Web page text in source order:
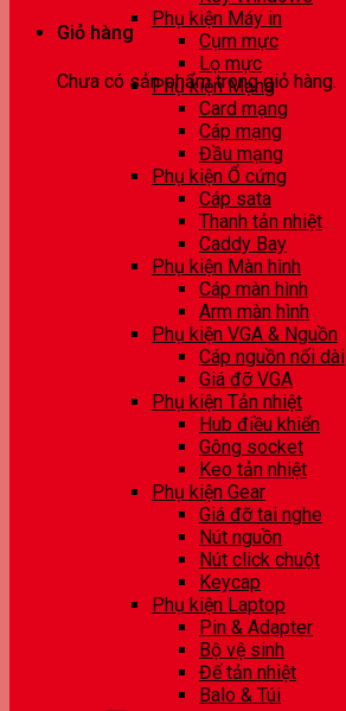
Giỏ hàng
Chưa có sản phẩm trong giỏ hàng.
Phụ kiện Máy in
Cụm mực
Lọ mực
Phụ kiện Mạng
Card mạng
Cáp mạng
Đầu mạng
Phụ kiện Ổ cứng
Cáp sata
Thanh tản nhiệt
Caddy Bay
Phụ kiện Màn hình
Cáp màn hình
Arm màn hình
Phụ kiện VGA & Nguồn
Cáp nguồn nối dài
Giá đỡ VGA
Phụ kiện Tản nhiệt
Hub điều khiển
Gông socket
Keo tản nhiệt
Phụ kiện Gear
Giá đỡ tai nghe
Nút nguồn
Nút click chuột
Keycap
Phụ kiện Laptop
Pin & Adapter
Bộ vệ sinh
Đế tản nhiệt
Balo & Túi